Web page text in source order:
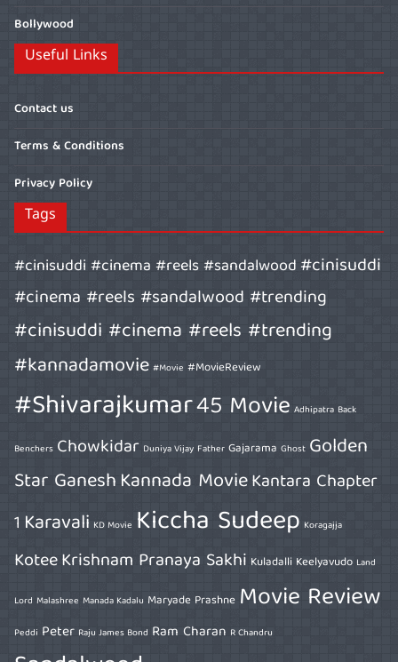
Bollywood
Useful Links
Contact us
Terms & Conditions
Privacy Policy
Tags
#cinisuddi #cinema #reels #sandalwood#cinisuddi
#cinema #reels #sandalwood #trending
#cinisuddi #cinema #reels #trending
#kannadamovie #Movie #MovieReview
#Shivarajkumar45 Movie Adhipatra Back
Benchers Chowkidar Duniya Vijay Father Gajarama Ghost Golden
Star GaneshKannada MovieKantara Chapter
1 Karavali KD Movie Kiccha Sudeep Koragajja
KoteeKrishnam Pranaya Sakhi Kuladalli Keelyavudo Land
Lord Malashree Manada Kadalu Maryade Prashne Movie Review
Peddi Peter Raju James Bond Ram Charan R Chandru